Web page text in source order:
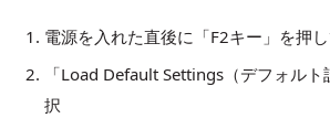
電源を入れた直後に「F2キー」を押
「Load Default Settings（デフォル
択